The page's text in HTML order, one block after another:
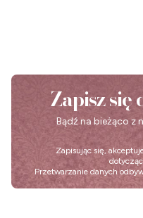
Zapisz
Bądź na bieżąco
Zapisując się,
Przetwarzanie danych